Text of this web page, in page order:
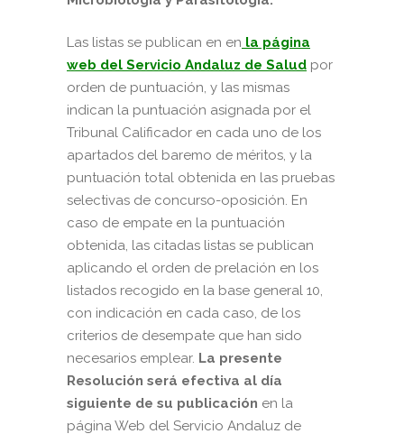
Las listas se publican en en la página
web del Servicio Andaluz de Salud por
orden de puntuación, y las mismas
indican la puntuación asignada por el
Tribunal Calificador en cada uno de los
apartados del baremo de méritos, y la
puntuación total obtenida en las pruebas
selectivas de concurso-oposición. En
caso de empate en la puntuación
obtenida, las citadas listas se publican
aplicando el orden de prelación en los
listados recogido en la base general 10,
con indicación en cada caso, de los
criterios de desempate que han sido
necesarios emplear. La presente
Resolución será efectiva al día
siguiente de su publicación en la
página Web del Servicio Andaluz de